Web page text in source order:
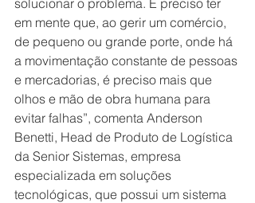
solucionar o problema. É preciso ter
em mente que, ao gerir um comércio,
de pequeno ou grande porte, onde há
a movimentação constante de pessoas
e mercadorias, é preciso mais que
olhos e mão de obra humana para
evitar falhas”, comenta Anderson
Benetti, Head de Produto de Logística
da Senior Sistemas, empresa
especializada em soluções
tecnológicas, que possui um sistema